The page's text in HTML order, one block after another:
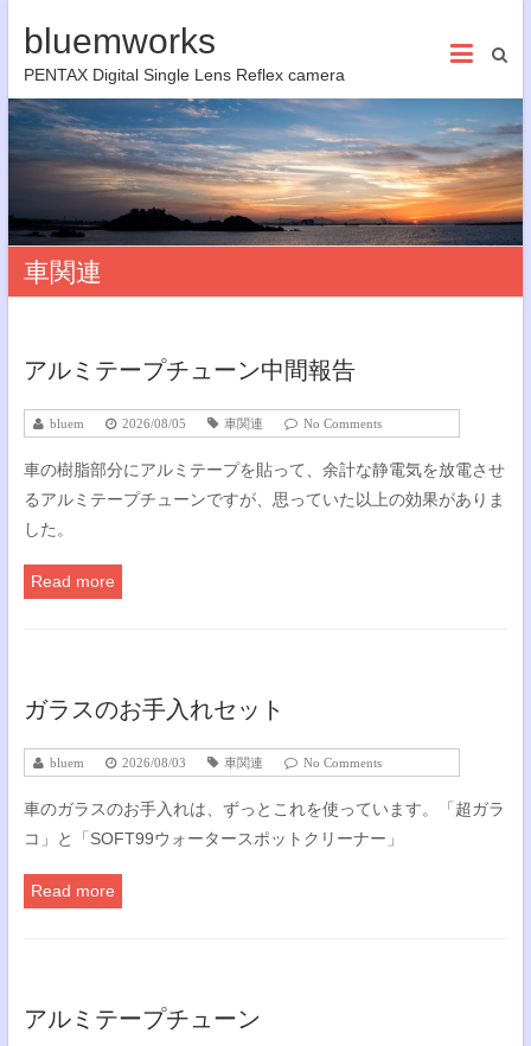
bluemworks
PENTAX Digital Single Lens Reflex camera
車関連
アルミテープチューン中間報告
bluem 2026/08/05 車関連 No Comments
車の樹脂部分にアルミテープを貼って、余計な静電気を放電させ
るアルミテープチューンですが、思っていた以上の効果がありま
した。
Read more
ガラスのお手入れセット
bluem 2026/08/03 車関連 No Comments
車のガラスのお手入れは、ずっとこれを使っています。「超ガラ
コ」と「SOFT99ウォータースポットクリーナー」
Read more
アルミテープチューン